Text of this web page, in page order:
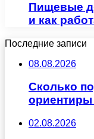
Пищевые
и как
Последние записи
08.08.2026
Сколько
ориентиры
02.08.2026